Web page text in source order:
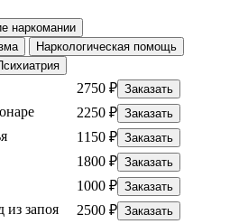
наркомании
Наркологическая помощь
2750 ₽ Заказать
2250 ₽ Заказать
1150 ₽ Заказать
1800 ₽ Заказать
1000 ₽ Заказать
запоя 2500 ₽ Заказать